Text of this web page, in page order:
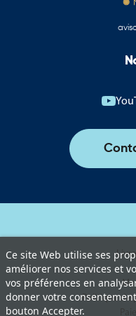
Ce site Web utilise ses
améliorer nos services et
vos préférences en
donner votre
bouton Accepter.
Politique de